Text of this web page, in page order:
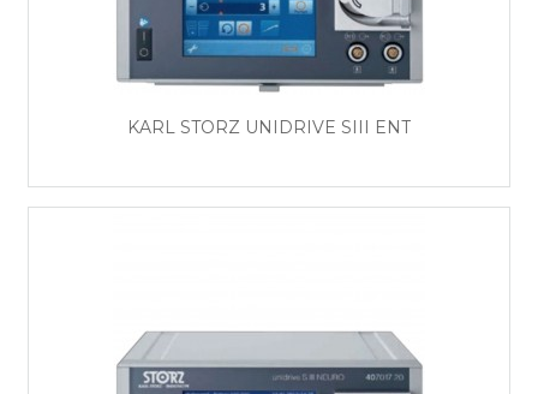
KARL STORZ UNIDRIVE SIII ENT